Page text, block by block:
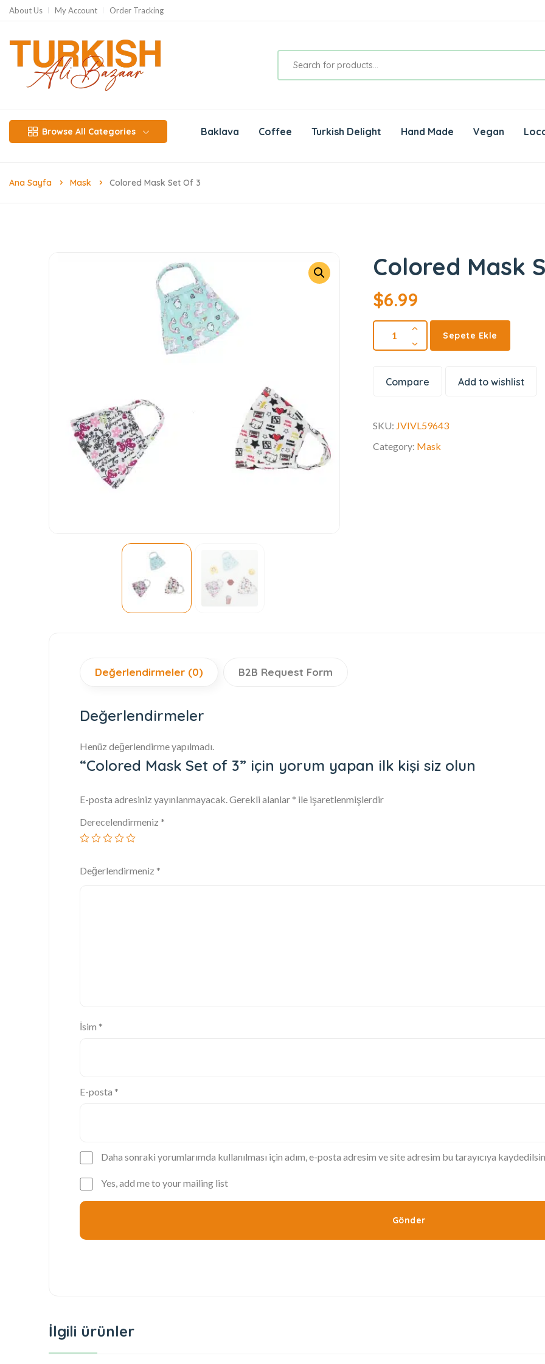
About Us My Account Order Tracking
Browse All Categories Baklava Coffee Turkish Delight Hand Made Vegan
Ana Sayfa Mask Colored Mask Set Of 3
Colored Mask
$6.99
Sepete Ekle
Compare Add to wishlist
SKU: JVIVL59643
Category: Mask
Değerlendirmeler (0) B2B Request Form
Değerlendirmeler
Henüz değerlendirme yapılmadı.
“Colored Mask Set of 3” için yorum yapan ilk kişi siz olun
E-posta adresiniz yayınlanmayacak. Gerekli alanlar * ile işaretlenmişlerdir
Derecelendirmeniz *
Değerlendirmeniz *
İsim *
E-posta *
Daha sonraki yorumlarımda kullanılması için adım, e-posta adresim ve site adresim bu tarayıcıya
Yes, add me to your mailing list
İlgili ürünler